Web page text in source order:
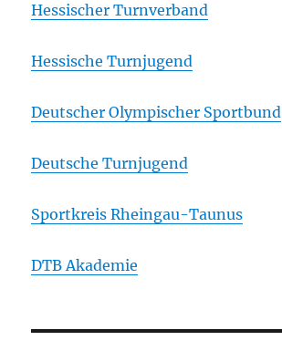
Hessischer Turnverband
Hessische Turnjugend
Deutscher Olympischer Sportbund
Deutsche Turnjugend
Sportkreis Rheingau-Taunus
DTB Akademie